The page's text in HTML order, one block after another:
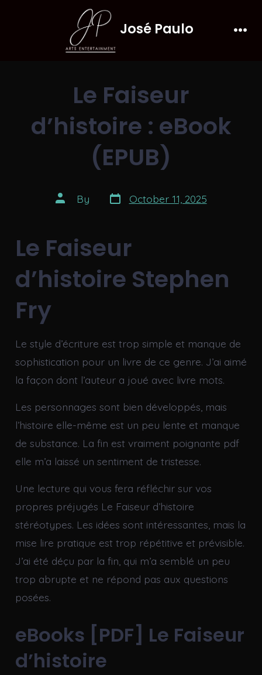
José Paulo
Le Faiseur
d’histoire : eBook
(EPUB)
Post
author
By Post
date
October 11, 2025
Le Faiseur
d’histoire Stephen
Fry
Le style d’écriture est trop simple et manque de
sophistication pour un livre de ce genre. J’ai aimé
la façon dont l’auteur a joué avec livre mots.
Les personnages sont bien développés, mais
l’histoire elle-même est un peu lente et manque
de substance. La fin est vraiment poignante pdf
elle m’a laissé un sentiment de tristesse.
Une lecture qui vous fera réfléchir sur vos
propres préjugés Le Faiseur d’histoire
stéréotypes. Les idées sont intéressantes, mais la
mise lire pratique est trop répétitive et prévisible.
J’ai été déçu par la fin, qui m’a semblé un peu
trop abrupte et ne répond pas aux questions
posées.
eBooks [PDF] Le Faiseur
d’histoire